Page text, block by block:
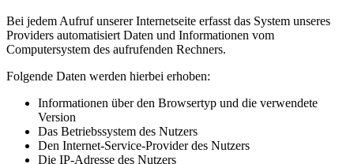
Bei jedem Aufruf unserer Internetseite erfasst das System unseres
Providers automatisiert Daten und Informationen vom
Computersystem des aufrufenden Rechners.
Folgende Daten werden hierbei erhoben:
Informationen über den Browsertyp und die verwendete
Version
Das Betriebssystem des Nutzers
Den Internet-Service-Provider des Nutzers
Die IP-Adresse des Nutzers